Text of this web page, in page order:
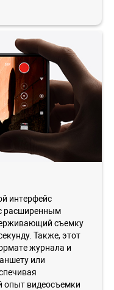
интерфейс
расширенным
съемку
Также, этот
журнала и
или
опыт видеосъемки